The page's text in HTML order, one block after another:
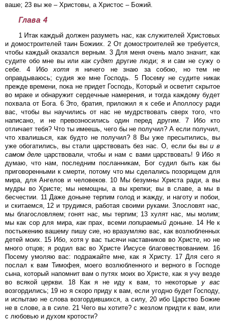
ваше; 23 вы же – Христовы, а Христос – Божий.
Глава 4
1 Итак каждый должен разуметь нас, как служителей Христовых
и домостроителей таин Божиих. 2 От домостроителей же требуется,
чтобы каждый оказался верным. 3 Для меня очень мало значит, как
судите обо мне вы или как судят другие люди; я и сам не сужу о
себе. 4 Ибохотя я ничего не знаю за собою, но тем не
оправдываюсь; судия же мне Господь. 5 Посему не судите никак
прежде времени, пока не придет Господь, Который и осветит скрытое
во мраке и обнаружит сердечные намерения, и тогда каждому будет
похвала от Бога. 6 Это, братия, приложил я к себе и Аполлосу ради
вас, чтобы вы научились от нас не мудрствовать сверх того, что
написано, и не превозносились один перед другим. 7 Ибо кто
отличает тебя? Что ты имеешь, чего бы не получил? А если получил,
что хвалишься, как будто не получил? 8 Вы уже пресытились, вы
уже обогатились, вы стали царствовать без нас. О, если бы вы и в
самом деле царствовали, чтобы и нам с вами царствовать! 9 Ибо я
думаю, что нам, последним посланникам, Бог судил быть как бы
приговоренными к смерти, потому что мы сделались позорищем для
мира, для Ангелов и человеков. 10 Мы безумны Христа ради, а вы
мудры во Христе; мы немощны, а вы крепки; вы в славе, а мы в
бесчестии. 11 Даже доныне терпим голод и жажду, и наготу и побои,
и скитаемся, 12 и трудимся, работая своими руками. Злословят нас,
мы благословляем; гонят нас, мы терпим; 13 хулят нас, мы молим;
мы как сор для мира, какпрах, всеми попираемый доныне. 14 Не к
постыжению вашему пишу сие, но вразумляю вас, как возлюбленных
детей моих. 15 Ибо, хотя у вас тысячи наставников во Христе, но не
много отцов; я родил вас во Христе Иисусе благовествованием. 16
Посему умоляю вас: подражайте мне, как я Христу. 17 Для сего я
послал к вам Тимофея, моего возлюбленного и верного в Господе
сына, который напомнит вам о путях моих во Христе, как я учу везде
во всякой церкви. 18 Как я не иду к вам, то некоторые у вас
возгордились; 19 но я скоро приду к вам, если угодно будет Господу,
и испытаю не слова возгордившихся, а силу, 20 ибо Царство Божие
не в слове, а в силе. 21 Чего вы хотите? с жезлом придти к вам, или
с любовью и духом кротости?